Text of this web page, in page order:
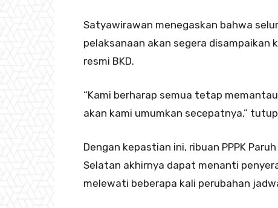
Satyawirawan menegaskan bahwa
pelaksanaan akan segera disampaikan
resmi BKD.
“Kami berharap semua tetap
akan kami umumkan secepatnya,”
Dengan kepastian ini, ribuan PPPK
Selatan akhirnya dapat menanti
melewati beberapa kali perubahan